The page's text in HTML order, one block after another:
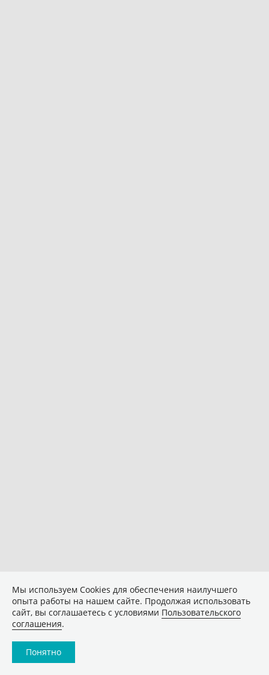
Мы используем Сookies для обеспечения наилучшего
опыта работы на нашем сайте. Продолжая использовать
сайт, вы соглашаетесь с условиями Пользовательского
соглашения.
Понятно